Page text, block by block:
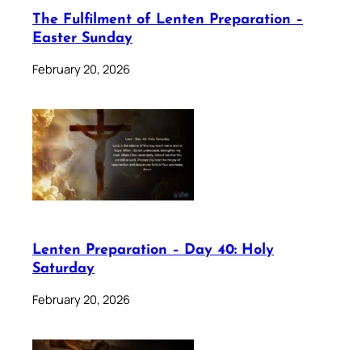
The Fulfilment of Lenten Preparation –
Easter Sunday
February 20, 2026
Lenten Preparation – Day 40: Holy
Saturday
February 20, 2026